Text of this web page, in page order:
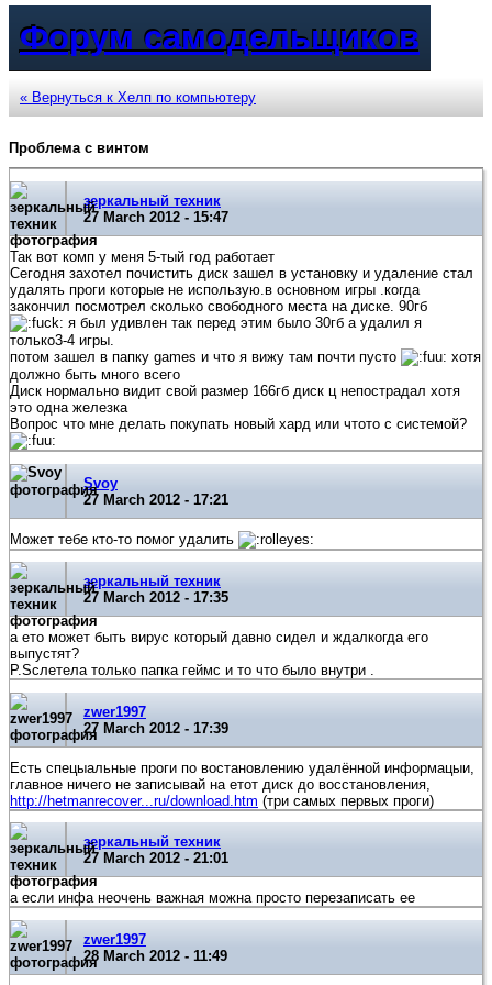
Форум самодельщиков
« Вернуться к Хелп по компьютеру
Проблема с винтом
зеркальный техник
27 March 2012 - 15:47
Так вот комп у меня 5-тый год работает
Сегодня захотел почистить диск зашел в установку и удаление стал
удалять проги которые не использую.в основном игры .когда
закончил посмотрел сколько свободного места на диске. 90гб
я был удивлен так перед этим было 30гб а удалил я
только3-4 игры.
потом зашел в папку games и что я вижу там почти пусто
хотя
должно быть много всего
Диск нормально видит свой размер 166гб диск ц непострадал хотя
это одна железка
Вопрос что мне делать покупать новый хард или чтото с системой?
Svoy
27 March 2012 - 17:21
Может тебе кто-то помог удалить
зеркальный техник
27 March 2012 - 17:35
а ето может быть вирус который давно сидел и ждалкогда его
выпустят?
P.Sслетела только папка геймс и то что было внутри .
zwer1997
27 March 2012 - 17:39
Есть спецыальные проги по востановлению удалённой информацыи,
главное ничего не записывай на етот диск до восстановления,
http://hetmanrecover...ru/download.htm (три самых первых проги)
зеркальный техник
27 March 2012 - 21:01
а если инфа неочень важная можна просто перезаписать ее
zwer1997
28 March 2012 - 11:49